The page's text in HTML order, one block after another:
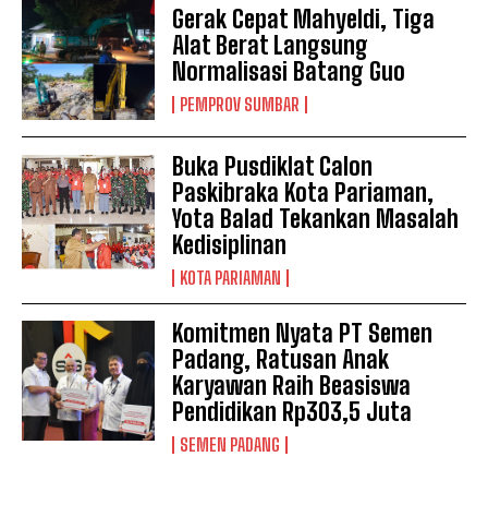
Gerak Cepat Mahyeldi, Tiga
Alat Berat Langsung
Normalisasi Batang Guo
PEMPROV SUMBAR
Buka Pusdiklat Calon
Paskibraka Kota Pariaman,
Yota Balad Tekankan Masalah
Kedisiplinan
KOTA PARIAMAN
Komitmen Nyata PT Semen
Padang, Ratusan Anak
Karyawan Raih Beasiswa
Pendidikan Rp303,5 Juta
SEMEN PADANG